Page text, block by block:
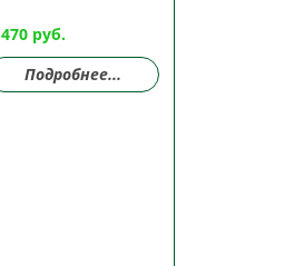
470 руб.
Подробнее...